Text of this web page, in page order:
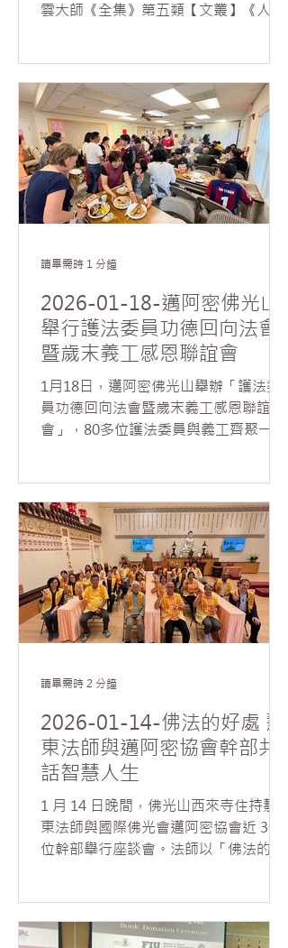
雲大師《全集》第五類【文叢】《人間
學生及本土人士，現場互動熱烈，討論
深入。 活動由分會會長席勒主持，並向
與會大眾介紹新成員，促進彼此認識與
交流。隨後，陳子龍以條理分明的方式
導讀〈判斷〉一文，系統梳理文章結構
與核心思想，從「判斷的意義」、「判
斷與情緒的關係」，以及「理性思維與
他指出，星雲大師所談的判斷力，並非
倉促下結論或對人事貼上標籤，而是一
種建立在冷靜觀察、理性分析與客觀思
維基礎上的智慧抉擇。透過正確的判
斷，能減少誤解與偏執，使決策更契合
現實因緣，進而化解人我衝突。 在討論
環節中，話題延伸至佛教「無我」思想
的理解與實踐。17歲高中生 Sam 從概
認為，「我」多指人們的主觀與感性判
斷，包括對五欲、自我價值及個人偏見
的執著；「無我」則是一種趨向客觀、
理性與覺察的觀察方式。 Sa
2026-01-18-邁阿密佛光山
舉行護法委員功德回向法會
暨歲末義工感恩聯誼會
1月18日，邁阿密佛光山舉辦「護法委
員功德回向法會暨歲末義工感恩聯誼
會」，80多位護法委員與義工齊聚一
得此難得因緣虔誠禮拜諸佛，法會殊勝
溫馨，人人法喜充滿。 法會後，如元法
師開示護持道場、護持佛法與利益眾生
的深遠意義，並特別引用「只樹給孤獨
園」長者的典故，說明布施不僅是物質
的付出，更是成就因緣與功德的智慧實
踐。法師指出，佛光山道場是一個「萬
仰賴大眾共同發心護持而成就。 如元法
師進一步勉勵大眾發願不退，持續將佛
法弘揚至五大洲，讓人間佛教的光明普
照世界。 為感謝護法委員及義工長年來
護持道場、無私奉獻，常住特別準備新
年禮物與大眾結緣，並以豐盛的素食午
餐款待義工，包括精美點心、素湯與素
燒烤等，席間法喜交流，其樂融融，大
讀畢需時 1 分鐘
2026-01-14-佛法的好處 慧
東法師與邁阿密協會幹部共
話智慧人生
1 月 14 日晚間，佛光山西來寺住持慧
東法師與國際佛光會邁阿密協會近 30
位幹部舉行座談會。法師以「佛法的好
多源於內心的執著，唯有透過自省與修
讀畢需時 2 分鐘